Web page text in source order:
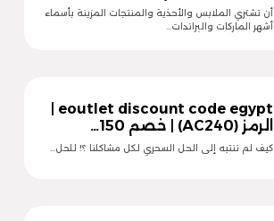
أن تشتري الملابس والأحذية والمنتجات المزينة بأسماء
أشهر الماركات والبراندات…
الرمز (AC240) | خصم 150…
كيف لم ننتبه إلى الحل السحري لكل مشاكلنا ؟! للحل…